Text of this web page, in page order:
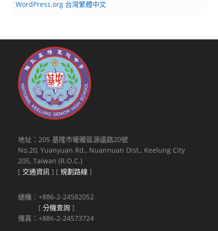
WordPress.org 台灣繁體中文
地址：205 基隆市暖暖區源遠路20號
No.20, Yuanyuan Rd., Nuannuan Dist., Keelung City
205, Taiwan (R.O.C.)
[ 交通資訊 ] [規劃路線 ]
總機：+886-2-24582052
[分機查詢 ]
傳真：+886-2-24573724